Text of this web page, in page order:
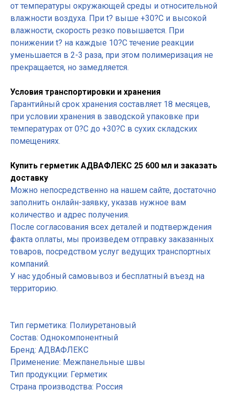
от температуры окружающей среды и относительной
влажности воздуха. При t? выше +30?С и высокой
влажности, скорость резко повышается. При
понижении t? на каждые 10?С течение реакции
уменьшается в 2-3 раза, при этом полимеризация не
прекращается, но замедляется.
Условия транспортировки и хранения
Гарантийный срок хранения составляет 18 месяцев,
при условии хранения в заводской упаковке при
температурах от 0?С до +30?С в сухих складских
помещениях.
Купить герметик АДВАФЛЕКС 25 600 мл и заказать
доставку
Можно непосредственно на нашем сайте, достаточно
заполнить онлайн-заявку, указав нужное вам
количество и адрес получения.
После согласования всех деталей и подтверждения
факта оплаты, мы произведем отправку заказанных
товаров, посредством услуг ведущих транспортных
компаний.
У нас удобный самовывоз и бесплатный въезд на
территорию.
Тип герметика: Полиуретановый
Состав: Однокомпонентный
Бренд: АДВАФЛЕКС
Применение: Межпанельные швы
Тип продукции: Герметик
Страна производства: Россия
Основные разделы
• Жгут
• Шнур
• Бентонитовый шнур
• Гернтовый шнур
Демпферные ленты
• Лента самоклеющаяся
Подложка
• Полиэтилен с односторонним ламинированием
лавсаном
• Полиэтилен с односторонним ламинированием AL
фольгой
• Полиэтилен с двухсторонним ламинированием